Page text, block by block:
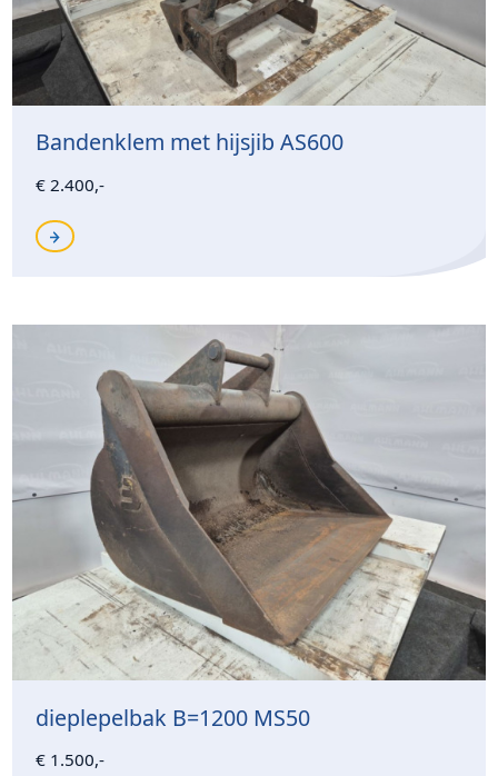
Bandenklem met hijsjib AS600
€ 2.400,-
dieplepelbak B=1200 MS50
€ 1.500,-